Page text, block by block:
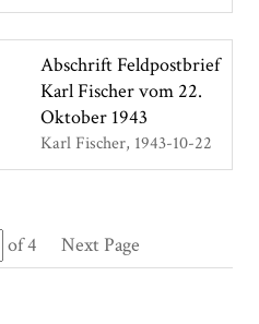
Abschrift Feldpostbrief
Karl Fischer vom 22.
Oktober 1943
Karl Fischer 1943-10-22
of 4
Next Page